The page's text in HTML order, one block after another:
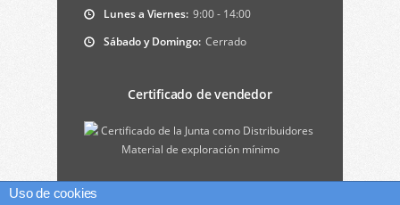
Lunes a Viernes: 9:00 - 14:00
Sábado y Domingo: Cerrado
Certificado de vendedor
Material de exploración mínimo
Uso de cookies